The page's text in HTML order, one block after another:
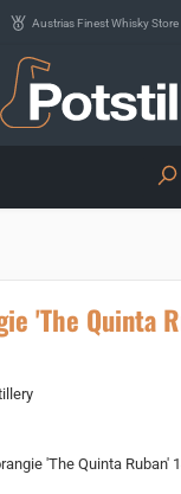
Austrias Finest Whisky Store
'The Quinta